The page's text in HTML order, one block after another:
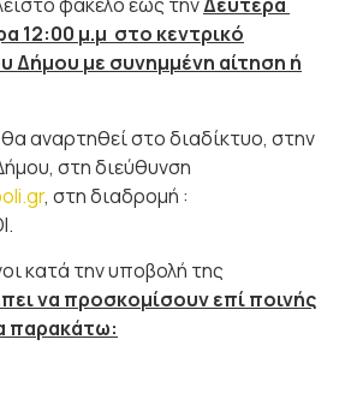
12:00 μ.μ στο κεντρικό
Δήμου με συνημμένη αίτηση ή
θα αναρτηθεί στο διαδίκτυο, στην
στη διεύθυνση
, στη διαδρομή :
κατά την υποβολή της
να προσκομίσουν επί ποινής
παρακάτω: